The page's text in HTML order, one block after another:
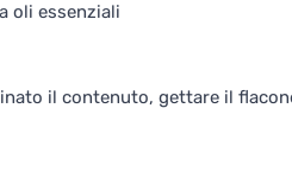
oli essenziali
il contenuto, gettare il